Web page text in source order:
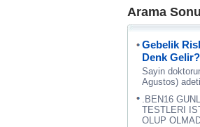
Arama
Gebelik
Denk Gelir?
Sayin
Agustos)
.BEN16
TESTLERI
OLUP